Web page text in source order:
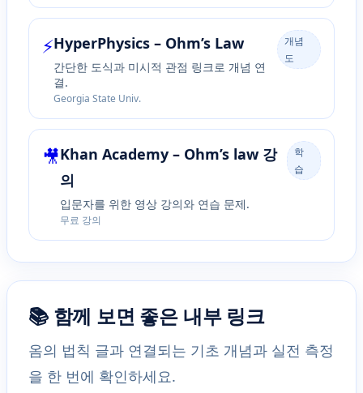
⚡HyperPhysics – Ohm’s Law
간단한 도식과 미시적 관점 링크로 개념 연
결.
Georgia State Univ.
개념
도
🎥Khan Academy – Ohm’s law 강
의
입문자를 위한 영상 강의와 연습 문제.
무료 강의
학
습
📚 함께 보면 좋은 내부 링크
옴의 법칙 글과 연결되는 기초 개념과 실전 측정
을 한 번에 확인하세요.